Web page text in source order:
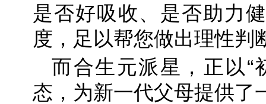
是否好吸收、是否助力
度，足以帮您做出理性判
而合生元派星，正以“
态，为新一代父母提供了